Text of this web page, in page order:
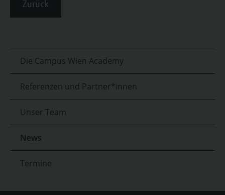
Zurück
Die Campus Wien Academy
Referenzen und Partner*innen
Unser Team
News
Termine